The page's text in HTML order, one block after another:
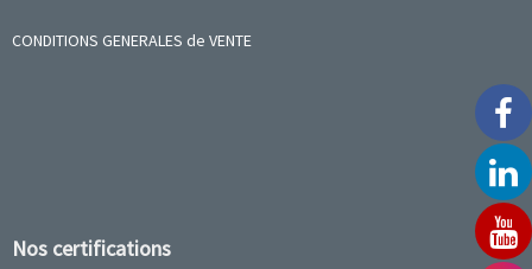
CONDITIONS GENERALES de VENTE
Nos certifications